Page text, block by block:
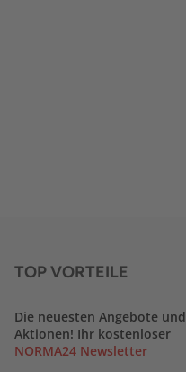
TOP VORTEILE
Die neuesten Angebote und
Aktionen! Ihr kostenloser
NORMA24 Newsletter